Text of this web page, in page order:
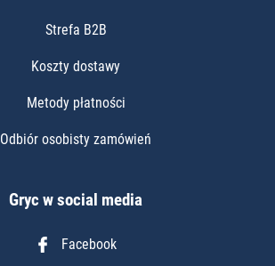
Strefa B2B
Koszty dostawy
Metody płatności
Odbiór osobisty zamówień
Gryc w social media
Facebook